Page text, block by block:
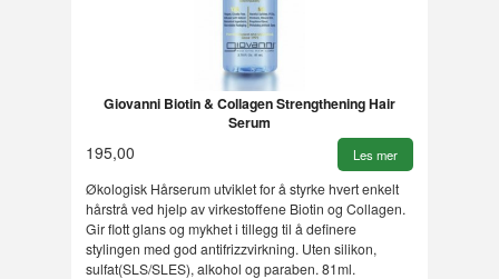
Giovanni Biotin & Collagen Strengthening Hair
Serum
195,00 Les mer
Økologisk Hårserum utviklet for å styrke hvert enkelt
hårstrå ved hjelp av virkestoffene Biotin og Collagen.
Gir flott glans og mykhet i tillegg til å definere
stylingen med god antifrizzvirkning. Uten silikon,
sulfat(SLS/SLES), alkohol og paraben. 81ml.